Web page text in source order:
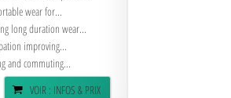
wear for...
long duration wear...
improving...
and commuting...
VOIR : INFOS & PRIX